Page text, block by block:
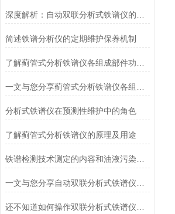
简述铁谱分析仪的定期维护保养机制
分析式铁谱仪在预测性维护中的角色
了解蓟管式分析铁谱仪的原理及用途